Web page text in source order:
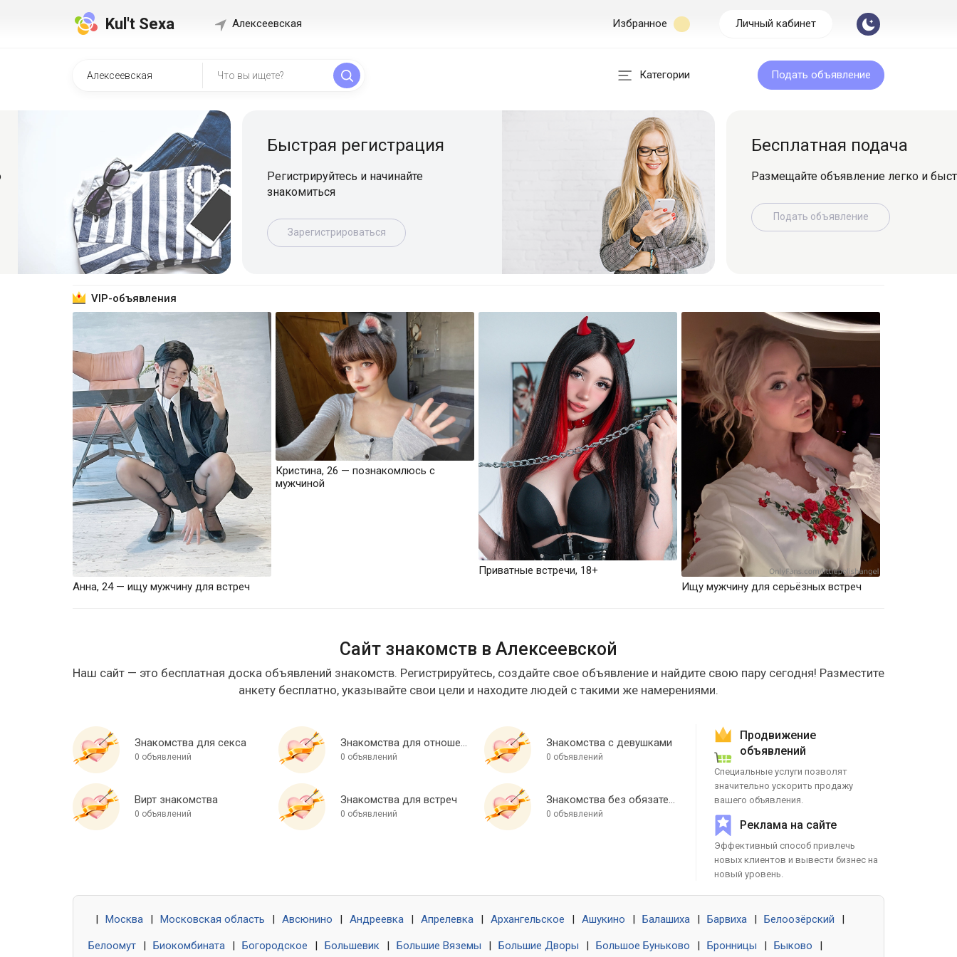
Kul't Sexa Алексеевская Избранное Личный кабинет
Категории Подать объявление
Быстрая регистрация
Регистрируйтесь и начинайте
знакомиться
Зарегистрироваться
Бесплатная подача
Размещайте объявление легко и
Подать объявление
VIP-объявления
Анна, 24 — ищу мужчину для встреч
Кристина, 26 — познакомлюсь с
мужчиной
Приватные встречи, 18+
Ищу мужчину для серьёзных встреч
Сайт знакомств в Алексеевской
Наш сайт — это бесплатная доска объявлений знакомств. Регистрируйтесь, создайте свое объявление и найдите свою пару сегодня! Разместите
анкету бесплатно, указывайте свои цели и находите людей с такими же намерениями.
Знакомства для секса
0 объявлений
Знакомства для отношений
0 объявлений
Знакомства с девушками
0 объявлений
Вирт знакомства
0 объявлений
Знакомства для встреч
0 объявлений
Знакомства без обязательств
0 объявлений
Продвижение
объявлений
Специальные услуги позволят
значительно ускорить продажу
вашего объявления.
Реклама на сайте
Эффективный способ привлечь
новых клиентов и вывести бизнес на
новый уровень.
Москва Московская область Авсюнино Андреевка Апрелевка Архангельское Ашукино Балашиха Барвиха Белоозёрский
Белоомут Биокомбината Богородское Большевик Большие Вяземы Большие Дворы Большое Буньково Бронницы Быково